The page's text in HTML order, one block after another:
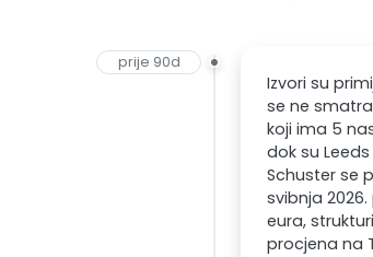
prije 90d
Izvori su
se ne
koji ima 5
dok su
Schuster se
svibnja
eura,
procjena na